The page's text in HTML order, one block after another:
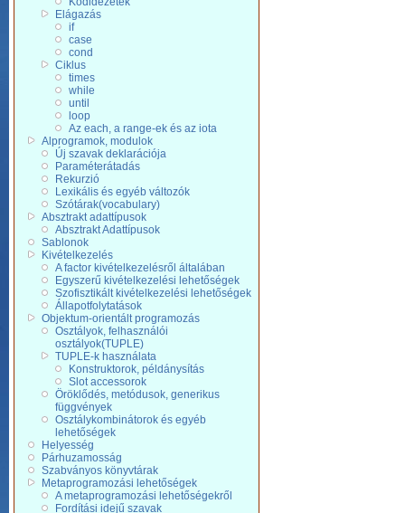
Elágazás
if
case
cond
Ciklus
times
while
until
loop
Az each, a range-ek és az iota
Alprogramok, modulok
Új szavak deklarációja
Paraméterátadás
Rekurzió
Lexikális és egyéb változók
Szótárak(vocabulary)
Absztrakt adattípusok
Absztrakt Adattípusok
Sablonok
Kivételkezelés
A factor kivételkezelésről általában
Egyszerű kivételkezelési lehetőségek
Szofisztikált kivételkezelési lehetőségek
Állapotfolytatások
Objektum-orientált programozás
Osztályok, felhasználói
osztályok(TUPLE)
TUPLE-k használata
Konstruktorok, példánysítás
Slot accessorok
Öröklődés, metódusok, generikus
függvények
Osztálykombinátorok és egyéb
lehetőségek
Helyesség
Párhuzamosság
Szabványos könyvtárak
Metaprogramozási lehetőségek
A metaprogramozási lehetőségekről
Fordítási idejű szavak